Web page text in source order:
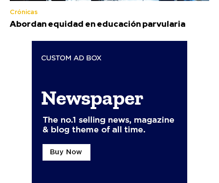
Crónicas
Abordan equidad en educación parvularia